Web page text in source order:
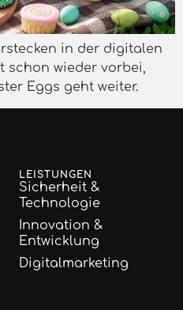
in der digitalen
schon wieder vorbei,
Eggs geht weiter.
LEISTUNGEN
Sicherheit &
Technologie
Innovation &
Entwicklung
Digitalmarketing